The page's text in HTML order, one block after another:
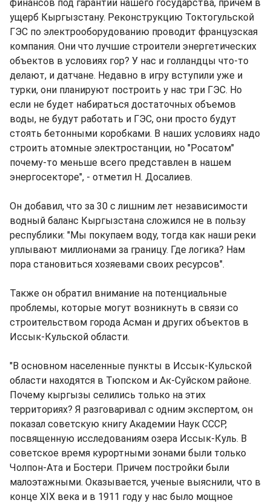
финансов под гарантии нашего государства, причем в
ущерб Кыргызстану. Реконструкцию Токтогульской
ГЭС по электрооборудованию проводит французская
компания. Они что лучшие строители энергетических
объектов в условиях гор? У нас и голландцы что-то
делают, и датчане. Недавно в игру вступили уже и
турки, они планируют построить у нас три ГЭС. Но
если не будет набираться достаточных объемов
воды, не будут работать и ГЭС, они просто будут
стоять бетонными коробками. В наших условиях надо
строить атомные электростанции, но "Росатом"
почему-то меньше всего представлен в нашем
энергосекторе", - отметил Н. Досалиев.
Он добавил, что за 30 с лишним лет независимости
водный баланс Кыргызстана сложился не в пользу
республики: "Мы покупаем воду, тогда как наши реки
уплывают миллионами за границу. Где логика? Нам
пора становиться хозяевами своих ресурсов".
Также он обратил внимание на потенциальные
проблемы, которые могут возникнуть в связи со
строительством города Асман и других объектов в
Иссык-Кульской области.
"В основном населенные пункты в Иссык-Кульской
области находятся в Тюпском и Ак-Суйском районе.
Почему кыргызы селились только на этих
территориях? Я разговаривал с одним экспертом, он
показал советскую книгу Академии Наук СССР,
посвященную исследованиям озера Иссык-Куль. В
советское время курортными зонами были только
Чолпон-Ата и Бостери. Причем постройки были
малоэтажными. Оказывается, ученые выяснили, что в
конце XIX века и в 1911 году у нас было мощное